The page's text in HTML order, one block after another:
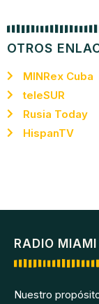
OTROS
MINRex Cuba
teleSUR
Rusia Today
HispanTV
RADIO
Nuestro